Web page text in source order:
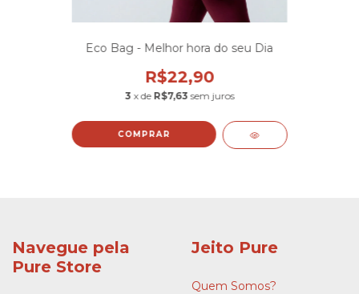
Eco Bag - Melhor hora do seu Dia
R$22,90
3 x de R$7,63 sem juros
Navegue pela
Pure Store
Jeito Pure
Quem Somos?